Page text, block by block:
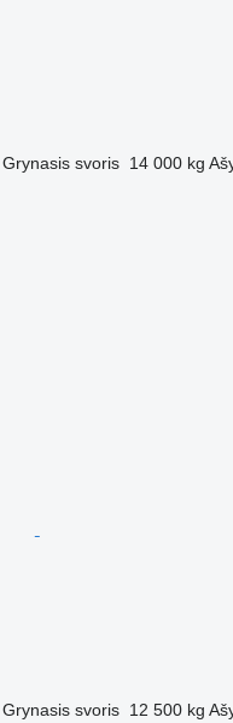
Grynasis svoris 14 000 kg
Grynasis svoris 12 500 kg